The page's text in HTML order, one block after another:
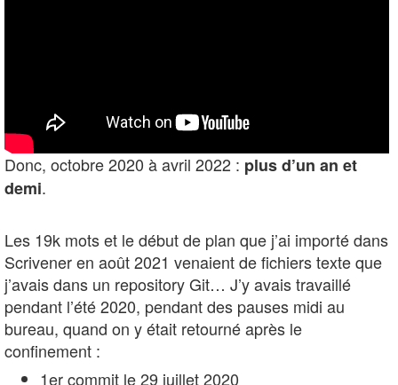
Donc, octobre 2020 à avril 2022 : plus d’un an et
demi.
Les 19k mots et le début de plan que j’ai importé dans
Scrivener en août 2021 venaient de fichiers texte que
j’avais dans un repository Git… J’y avais travaillé
pendant l’été 2020, pendant des pauses midi au
bureau, quand on y était retourné après le
confinement :
1er commit le 29 juillet 2020